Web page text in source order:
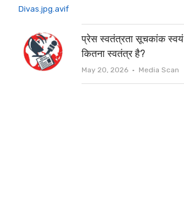
प्रेस स्वतंत्रता सूचकांक स्वयं
कितना स्वतंत्र है?
May 20, 2026 Author
Media Scan